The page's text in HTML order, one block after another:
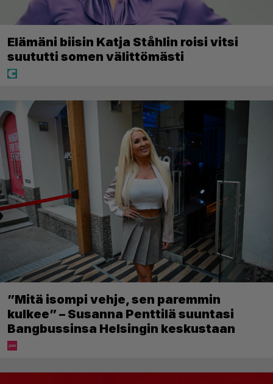
Elämäni biisin Katja Ståhlin roisi vitsi
suututti somen välittömästi
”Mitä isompi vehje, sen paremmin
kulkee” – Susanna Penttilä suuntasi
Bangbussinsa Helsingin keskustaan